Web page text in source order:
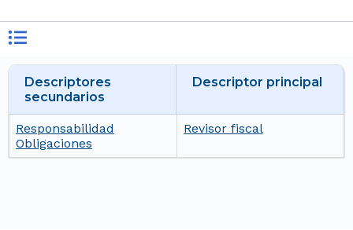
Descriptores
secundarios
Descriptor principal
Responsabilidad
Obligaciones
Revisor fiscal